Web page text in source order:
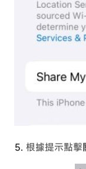
根據提示點擊